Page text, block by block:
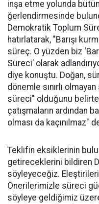
inşa etme yolunda
ğerlendirmesinde
Demokratik Toplum
hatırlatarak, "Barışı
süreç. O yüzden biz
Süreci’ olarak
diye konuştu. Doğan,
dönemle sınırlı
süreci" olduğunu
çatışmaların ardından
olması da kaçınılmaz"
Teklifin eksiklerinin
getireceklerini bildiren
söyleyeceğiz.
Önerilerimizle süreci
söyleye geldiğimiz